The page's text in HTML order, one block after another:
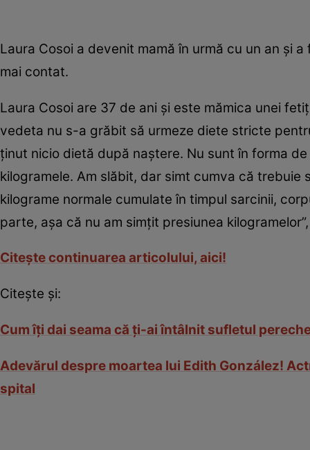
Laura Cosoi a devenit mamă în urmă cu un an şi
mai contat.
Laura Cosoi are 37 de ani şi este mămica unei
vedeta nu s-a grăbit să urmeze diete stricte
ţinut nicio dietă după naştere. Nu sunt în forma
kilogramele. Am slăbit, dar simt cumva că
kilograme normale cumulate în timpul sarcinii,
parte, aşa că nu am simţit presiunea
Citește continuarea articolului, aici!
Citește și:
Cum îţi dai seama că ţi-ai întâlnit sufletul
Adevărul despre moartea lui Edith González!
spital